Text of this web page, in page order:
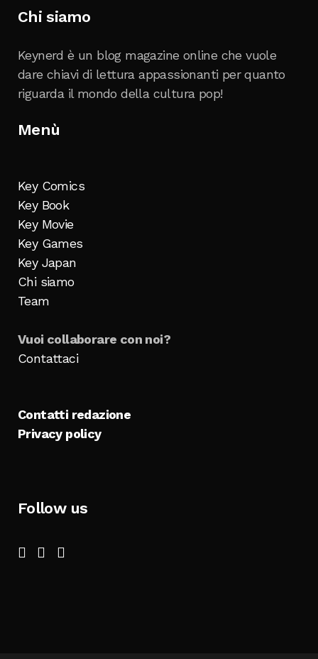
Chi siamo
Keynerd è un blog magazine online che vuole
dare chiavi di lettura appassionanti per quanto
riguarda il mondo della cultura pop!
Menù
Key Comics
Key Book
Key Movie
Key Games
Key Japan
Chi siamo
Team
Vuoi collaborare con noi?
Contattaci
Contatti redazione
Privacy policy
Follow us